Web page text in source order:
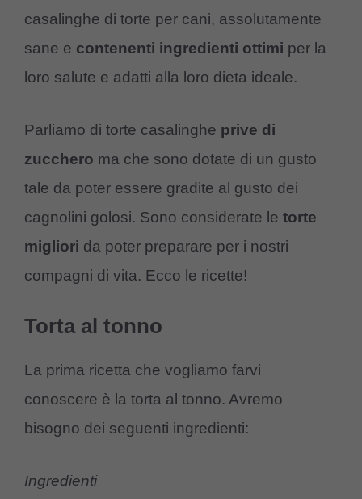
casalinghe di torte per cani, assolutamente
sane e contenenti ingredienti ottimi per la
loro salute e adatti alla loro dieta ideale.
Parliamo di torte casalinghe prive di
zucchero ma che sono dotate di un gusto
tale da poter essere gradite al gusto dei
cagnolini golosi. Sono considerate le torte
migliori da poter preparare per i nostri
compagni di vita. Ecco le ricette!
Torta al tonno
La prima ricetta che vogliamo farvi
conoscere è la torta al tonno. Avremo
bisogno dei seguenti ingredienti:
Ingredienti